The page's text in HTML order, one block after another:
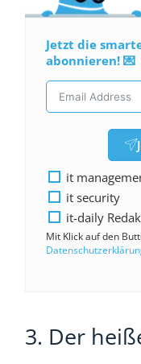
Jetzt die
abonnieren! 💌
it
it security
it-daily
Mit Klick auf den
3. Der